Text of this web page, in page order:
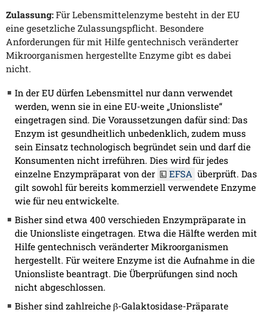
Zulassung: Für Lebensmittelenzyme besteht in der EU
eine gesetzliche Zulassungspflicht. Besondere
Anforderungen für mit Hilfe gentechnisch veränderter
Mikroorganismen hergestellte Enzyme gibt es dabei
nicht.
In der EU dürfen Lebensmittel nur dann verwendet
werden, wenn sie in eine EU-weite „Unionsliste“
eingetragen sind. Die Voraussetzungen dafür sind: Das
Enzym ist gesundheitlich unbedenklich, zudem muss
sein Einsatz technologisch begründet sein und darf die
Konsumenten nicht irreführen. Dies wird für jedes
einzelne Enzympräparat von der
EFSA überprüft. Das
gilt sowohl für bereits kommerziell verwendete Enzyme
wie für neu entwickelte.
Bisher sind etwa 400 verschieden Enzympräparate in
die Unionsliste eingetragen. Etwa die Hälfte werden mit
Hilfe gentechnisch veränderter Mikroorganismen
hergestellt. Für weitere Enzyme ist die Aufnahme in die
Unionsliste beantragt. Die Überprüfungen sind noch
nicht abgeschlossen.
Bisher sind zahlreiche β-Galaktosidase-Präparate